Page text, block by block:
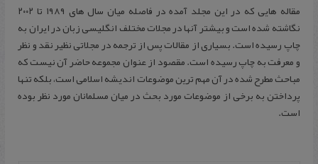
مقاله هایی که در این مجلد آمده در فاصله میان سال های ۱۹۸۹ تا ۲۰۰۲
نگاشته شده است و بیشتر آنها در مجلات مختلف انگلیسی زبان در ایران به
چاپ رسیده است. بسیاری از مقالات پس از ترجمه در مجلاتی نظیر نقد و نظر
و معرفت به چاپ رسیده است. مقصود از عنوان مجموعه حاضر آن نیست که
مباحث مطرح شده در آن مهم ترین موضوعات اندیشه اسلامی است، بلکه تنها
پرداختن به برخی از موضوعات مورد بحث در میان مسلمانان مورد نظر بوده
است.